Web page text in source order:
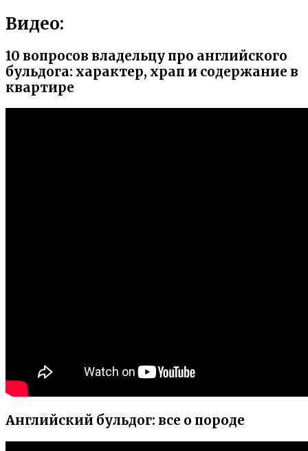
Видео:
10 вопросов владельцу про английского
бульдога: характер, храп и содержание в
квартире
Английский бульдог: все о породе